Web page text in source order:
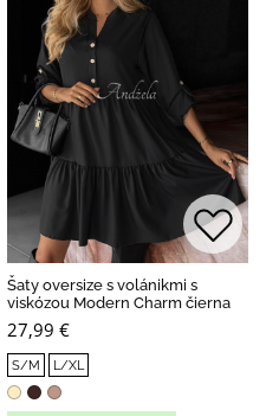
Šaty oversize s volánikmi s
viskózou Modern Charm čierna
27,99 €
S/M L/XL